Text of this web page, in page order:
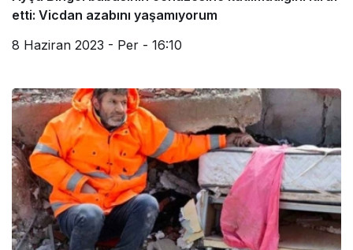
etti: Vicdan azabını yaşamıyorum
8 Haziran 2023 - Per - 16:10